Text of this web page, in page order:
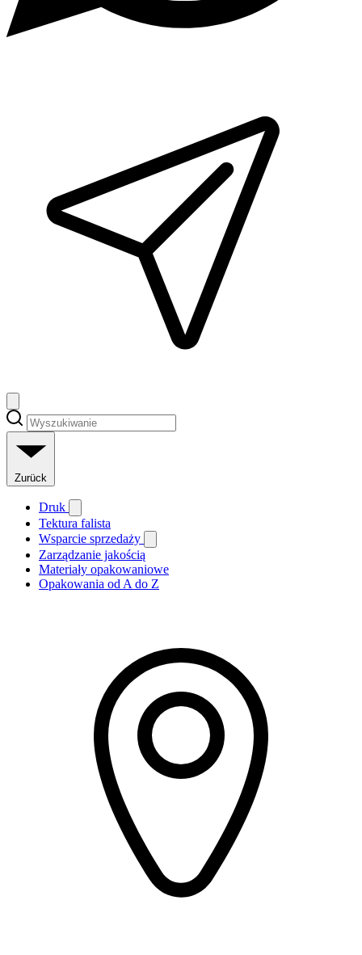
Zurück
Druk
Tektura falista
Wsparcie sprzedaży
Zarządzanie jakością
Materiały opakowaniowe
Opakowania od A do Z